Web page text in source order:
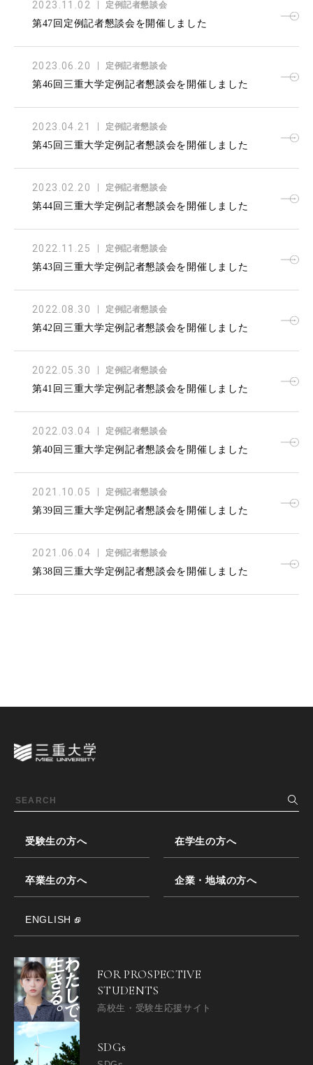
2023.11.02 定例記者懇談会
第47回定例記者懇談会を開催しました
2023.06.20 定例記者懇談会
第46回三重大学定例記者懇談会を開催しました
2023.04.21 定例記者懇談会
第45回三重大学定例記者懇談会を開催しました
2023.02.20 定例記者懇談会
第44回三重大学定例記者懇談会を開催しました
2022.11.25 定例記者懇談会
第43回三重大学定例記者懇談会を開催しました
2022.08.30 定例記者懇談会
第42回三重大学定例記者懇談会を開催しました
2022.05.30 定例記者懇談会
第41回三重大学定例記者懇談会を開催しました
2022.03.04 定例記者懇談会
第40回三重大学定例記者懇談会を開催しました
2021.10.05 定例記者懇談会
第39回三重大学定例記者懇談会を開催しました
2021.06.04 定例記者懇談会
第38回三重大学定例記者懇談会を開催しました
受験生の方へ 在学生の方へ
卒業生の方へ 企業・地域の方へ
ENGLISH
FOR PROSPECTIVE
STUDENTS
高校生・受験生応援サイト
SDGs